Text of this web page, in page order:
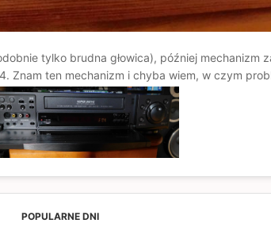
tylko brudna głowica), później mechanizm
Znam ten mechanizm i chyba wiem, w czym
POPULARNE DNI